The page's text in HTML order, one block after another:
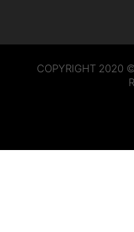
COPYRIGHT 2020